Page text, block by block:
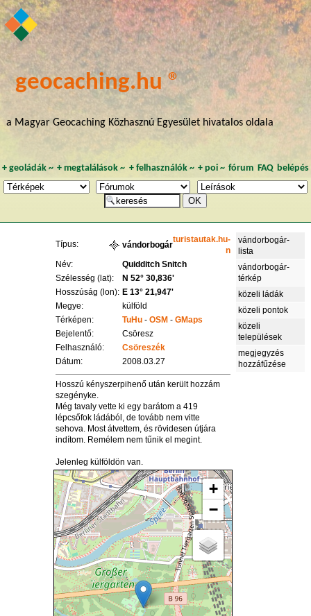
geocaching.hu ®
a Magyar Geocaching Közhasznú Egyesület hivatalos oldala
+ geoládák~ +megtalálások ~ + felhasználók~ + poi~ fórum FAQ belépés
Típus: vándorbogár
turistautak.hu-
n
Név:
Quidditch Snitch
Szélesség (lat):
N 52° 30,836'
Hosszúság (lon): E 13° 21,947'
Megye:
külföld
Térképen:
TuHu -OSM -GMaps
Bejelentő:
Csöresz
Felhasználó:
Csöreszék
Dátum:
2008.03.27
Hosszú kényszerpihenő után került hozzám
szegényke.
Még tavaly vette ki egy barátom a 419
lépcsőfok ládából, de tovább nem vitte
sehova. Most átvettem, és rövidesen útjára
indítom. Remélem nem tűnik el megint.
Jelenleg külföldön van.
+
−
vándorbogár-
lista
vándorbogár-
térkép
közeli ládák
közeli pontok
közeli
települések
megjegyzés
hozzáfűzése